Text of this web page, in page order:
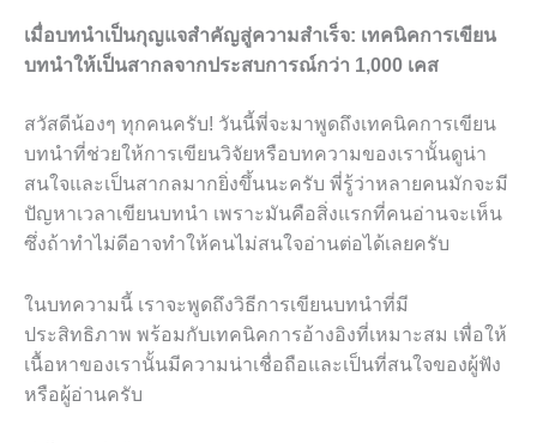
เมื่อบทนำเป็นกุญแจสำคัญสู่ความสำเร็จ: เทคนิคการเขียน
บทนำให้เป็นสากลจากประสบการณ์กว่า 1,000 เคส
สวัสดีน้องๆ ทุกคนครับ! วันนี้พี่จะมาพูดถึงเทคนิคการเขียน
บทนำที่ช่วยให้การเขียนวิจัยหรือบทความของเรานั้นดูน่า
สนใจและเป็นสากลมากยิ่งขึ้นนะครับ พี่รู้ว่าหลายคนมักจะมี
ปัญหาเวลาเขียนบทนำ เพราะมันคือสิ่งแรกที่คนอ่านจะเห็น
ซึ่งถ้าทำไม่ดีอาจทำให้คนไม่สนใจอ่านต่อได้เลยครับ
ในบทความนี้ เราจะพูดถึงวิธีการเขียนบทนำที่มี
ประสิทธิภาพ พร้อมกับเทคนิคการอ้างอิงที่เหมาะสม เพื่อให้
เนื้อหาของเรานั้นมีความน่าเชื่อถือและเป็นที่สนใจของผู้ฟัง
หรือผู้อ่านครับ